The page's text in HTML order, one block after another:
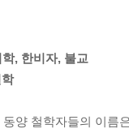
, 한비자, 불교
양 철학자들의 이름